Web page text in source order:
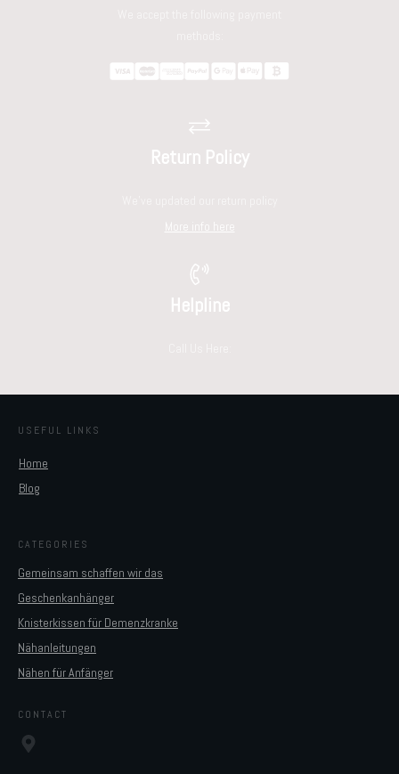
Return Policy
More info here
Helpline
USEFUL LINKS
Home
Blog
CATEGORIES
Gemeinsam schaffen wir das
Geschenkanhänger
Knisterkissen für Demenzkranke
Nähanleitungen
Nähen für Anfänger
CONTACT